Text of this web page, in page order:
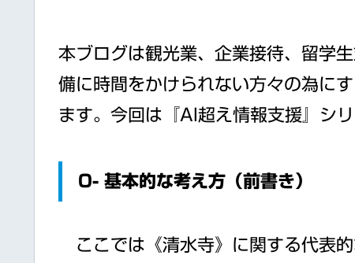
本ブログは観光業、企業接待、留学
備に時間をかけられない方々の為に
ます。今回は『AI超え情報支援』シ
0- 基本的な考え方（前書き）
ここでは《清水寺》に関する代表